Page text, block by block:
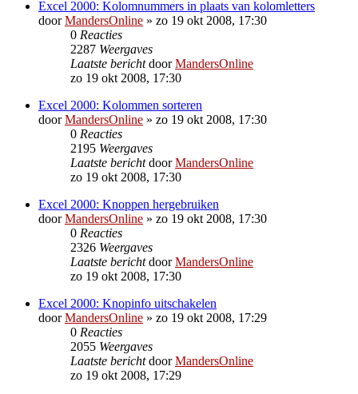
Excel 2000: Kolomnummers in plaats van kolomletters
doorMandersOnline » zo 19 okt 2008, 17:30
0 Reacties
2287 Weergaves
Laatste berichtdoorMandersOnline
zo 19 okt 2008, 17:30
Excel 2000: Kolommen sorteren
doorMandersOnline » zo 19 okt 2008, 17:30
0 Reacties
2195 Weergaves
Laatste berichtdoorMandersOnline
zo 19 okt 2008, 17:30
Excel 2000: Knoppen hergebruiken
doorMandersOnline » zo 19 okt 2008, 17:30
0 Reacties
2326 Weergaves
Laatste berichtdoorMandersOnline
zo 19 okt 2008, 17:30
Excel 2000: Knopinfo uitschakelen
doorMandersOnline » zo 19 okt 2008, 17:29
0 Reacties
2055 Weergaves
Laatste berichtdoorMandersOnline
zo 19 okt 2008, 17:29